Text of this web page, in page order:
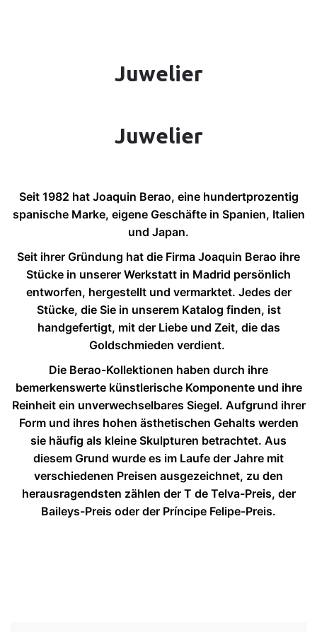
Mein KontoJuwelier
Juwelier
Seit 1982 hat Joaquin Berao, eine hundertprozentig
spanische Marke, eigene Geschäfte in Spanien, Italien
und Japan.
Seit ihrer Gründung hat die Firma Joaquin Berao ihre
Stücke in unserer Werkstatt in Madrid persönlich
entworfen, hergestellt und vermarktet. Jedes der
Stücke, die Sie in unserem Katalog finden, ist
handgefertigt, mit der Liebe und Zeit, die das
Goldschmieden verdient.
Die Berao-Kollektionen haben durch ihre
bemerkenswerte künstlerische Komponente und ihre
Reinheit ein unverwechselbares Siegel. Aufgrund ihrer
Form und ihres hohen ästhetischen Gehalts werden
sie häufig als kleine Skulpturen betrachtet. Aus
diesem Grund wurde es im Laufe der Jahre mit
verschiedenen Preisen ausgezeichnet, zu den
herausragendsten zählen der T de Telva-Preis, der
Baileys-Preis oder der Príncipe Felipe-Preis.